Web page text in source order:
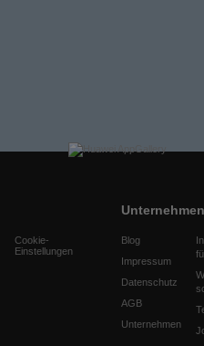
Cookie-
Einstellungen
Unternehmen
Blog
Impressum
Datenschutz
AGB
Unternehmen